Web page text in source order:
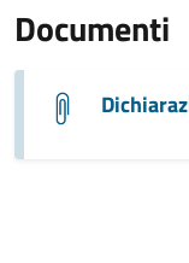
Documenti